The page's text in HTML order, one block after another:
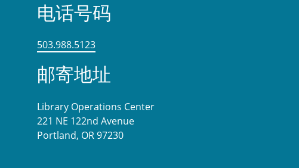
电话号码
503.988.5123
邮寄地址
Library Operations Center
221 NE 122nd Avenue
Portland, OR 97230